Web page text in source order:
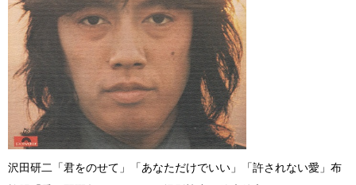
沢田研二「君をのせて」「あなただけでいい」「許されない愛」布